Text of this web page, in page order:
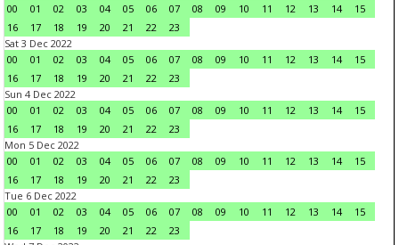
00
01 02 03 04 05 06 07 08 09 10 11 12 13 14
15
16
17 18 19 20 21 22
23
Sat 3 Dec 2022
00
01 02 03 04 05 06 07 08 09 10 11 12 13 14
15
16
17 18 19 20 21 22
23
Sun 4 Dec 2022
00
01 02 03 04 05 06 07 08 09 10 11 12 13 14
15
16
17 18 19 20 21 22
23
Mon 5 Dec 2022
00
01 02 03 04 05 06 07 08 09 10 11 12 13 14
15
16
17 18 19 20 21 22
23
Tue 6 Dec 2022
00
01 02 03 04 05 06 07 08 09 10 11 12 13 14
15
16
17 18 19 20 21 22
23